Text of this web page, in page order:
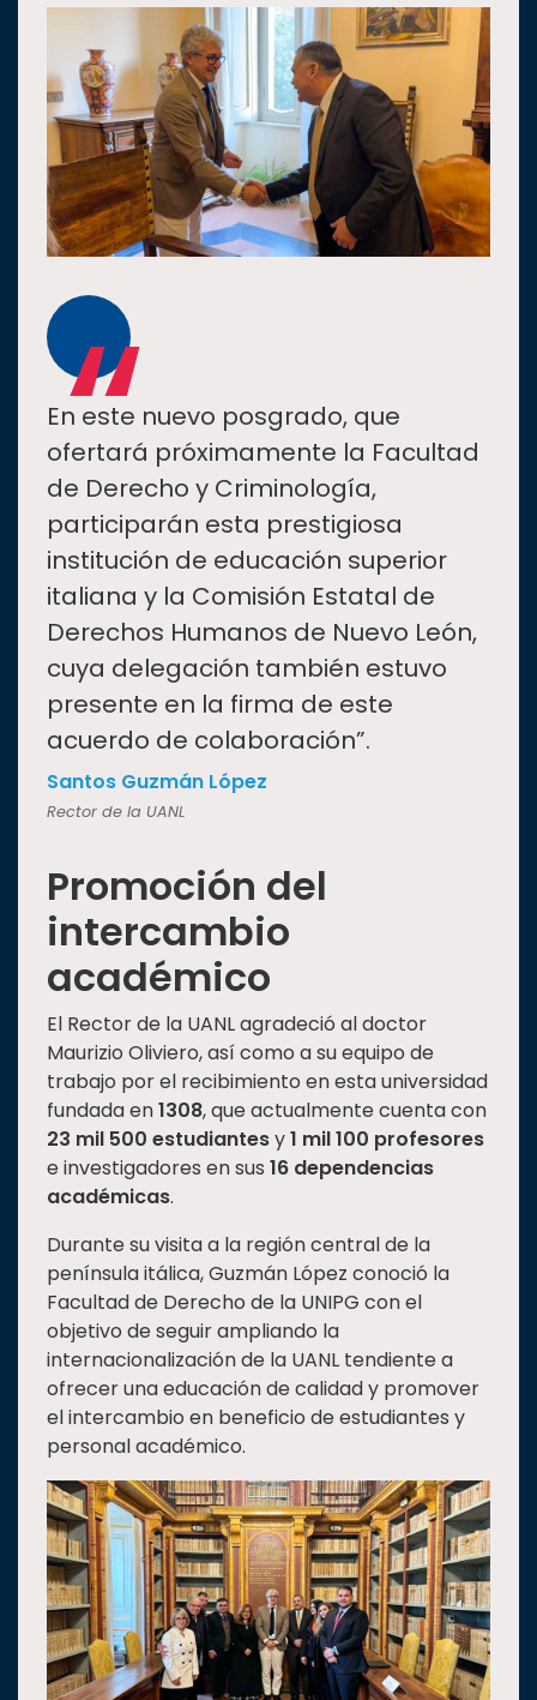
“
En este nuevo posgrado, que
ofertará próximamente la Facultad
de Derecho y Criminología,
participarán esta prestigiosa
institución de educación superior
italiana y la Comisión Estatal de
Derechos Humanos de Nuevo León,
cuya delegación también estuvo
presente en la firma de este
acuerdo de colaboración”.
Santos Guzmán López
Rector de la UANL
Promoción del
intercambio
académico
El Rector de la UANL agradeció al doctor
Maurizio Oliviero, así como a su equipo de
trabajo por el recibimiento en esta universidad
fundada en1308, que actualmente cuenta con
23 mil 500 estudiantesy1 mil 100 profesores
e investigadores en sus 16 dependencias
académicas.
Durante su visita a la región central de la
península itálica, Guzmán López conoció la
Facultad de Derecho de la UNIPG con el
objetivo de seguir ampliando la
internacionalización de la UANL tendiente a
ofrecer una educación de calidad y promover
el intercambio en beneficio de estudiantes y
personal académico.